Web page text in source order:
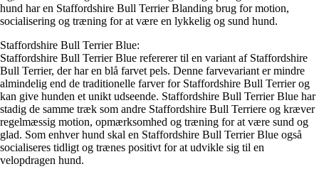
hund har en Staffordshire Bull Terrier Blanding brug for motion,
socialisering og træning for at være en lykkelig og sund hund.
Staffordshire Bull Terrier Blue:
Staffordshire Bull Terrier Blue refererer til en variant af Staffordshire
Bull Terrier, der har en blå farvet pels. Denne farvevariant er mindre
almindelig end de traditionelle farver for Staffordshire Bull Terrier og
kan give hunden et unikt udseende. Staffordshire Bull Terrier Blue har
stadig de samme træk som andre Staffordshire Bull Terriere og kræver
regelmæssig motion, opmærksomhed og træning for at være sund og
glad. Som enhver hund skal en Staffordshire Bull Terrier Blue også
socialiseres tidligt og trænes positivt for at udvikle sig til en
velopdragen hund.